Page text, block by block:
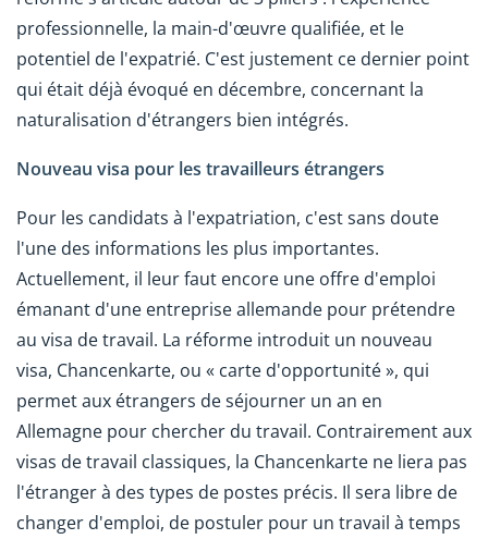
professionnelle, la main-d'œuvre qualifiée, et le
potentiel de l'expatrié. C'est justement ce dernier point
qui était déjà évoqué en décembre, concernant la
naturalisation d'étrangers bien intégrés.
Nouveau visa pour les travailleurs étrangers
Pour les candidats à l'expatriation, c'est sans doute
l'une des informations les plus importantes.
Actuellement, il leur faut encore une offre d'emploi
émanant d'une entreprise allemande pour prétendre
au visa de travail. La réforme introduit un nouveau
visa, Chancenkarte, ou « carte d'opportunité », qui
permet aux étrangers de séjourner un an en
Allemagne pour chercher du travail. Contrairement aux
visas de travail classiques, la Chancenkarte ne liera pas
l'étranger à des types de postes précis. Il sera libre de
changer d'emploi, de postuler pour un travail à temps